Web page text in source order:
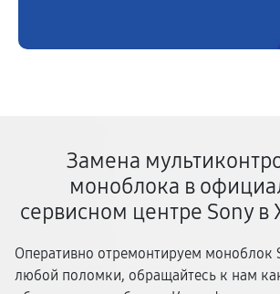
Замена
моноблока в
сервисном центре Sony в
Оперативно отремонтируем моноблок
любой поломки, обращайтесь к нам